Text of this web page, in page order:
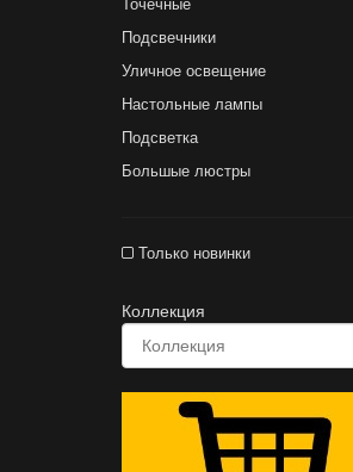
Точечные
Подсвечники
Уличное освещение
Настольные лампы
Подсветка
Большые люстры
Только новинки
Коллекция